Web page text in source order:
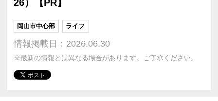
26）【PR】
岡山市中心部 ライフ
情報掲載日：2026.06.30
※最新の情報とは異なる場合があります。ご了承ください。